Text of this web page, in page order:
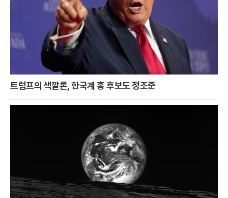
트럼프의 색깔론, 한국계 홍 후보도 정조준